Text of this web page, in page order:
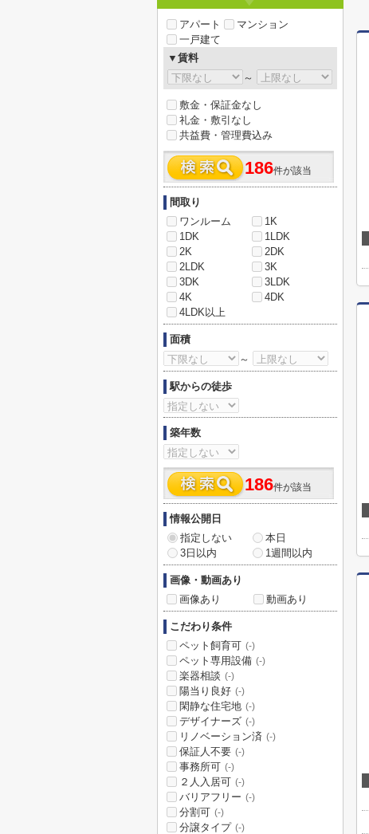
アパート
マンション
一戸建て
▼賃料
～
敷金・保証金なし
礼金・敷引なし
共益費・管理費込み
186件が該当
間取り
ワンルーム
1K
1DK
1LDK
2K
2DK
2LDK
3K
3DK
3LDK
4K
4DK
4LDK以上
面積
～
駅からの徒歩
築年数
186件が該当
情報公開日
指定しない
本日
3日以内
1週間以内
画像・動画あり
画像あり
動画あり
こだわり条件
ペット飼育可 (-)
ペット専用設備 (-)
楽器相談 (-)
陽当り良好 (-)
閑静な住宅地 (-)
デザイナーズ (-)
リノベーション済 (-)
保証人不要 (-)
事務所可 (-)
２人入居可 (-)
バリアフリー (-)
分割可 (-)
分譲タイプ (-)